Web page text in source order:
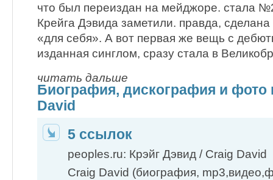
что был переиздан на мейджоре. стала
Крейга Дэвида заметили. правда,
«для себя». А вот первая же вещь с
изданная синглом, сразу стала в
читать дальше
Биография, дискография и фото
David
5 ссылок
peoples.ru: Крэйг Дэвид / Craig David
Craig David (биография,